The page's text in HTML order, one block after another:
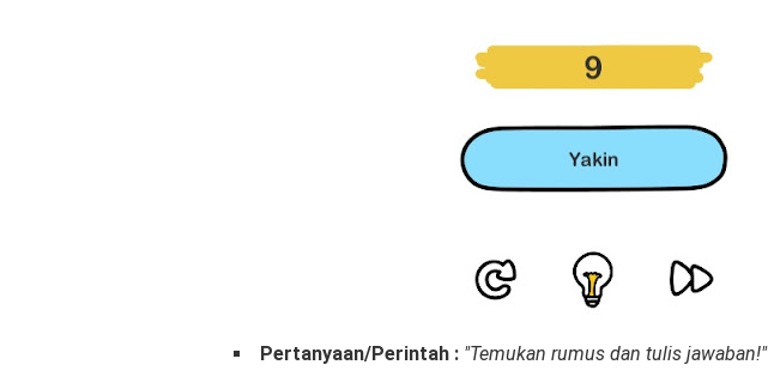
Pertanyaan/Perintah : "Temukan rumus dan tulis jawaban!"